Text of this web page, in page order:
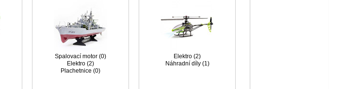
Spalovací motor (0)
Elektro (2)
Plachetnice (0)
Elektro (2)
Náhradní díly (1)